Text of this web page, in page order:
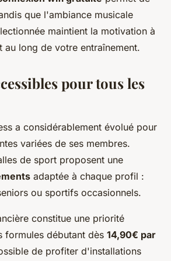
que l'ambiance musicale
maintient la motivation à
au long de votre entraînement.
pour tous les
a considérablement évolué pour
variées de ses membres.
de sport proposent une
adaptée à chaque profil :
ou sportifs occasionnels.
constitue une priorité
formules débutant dès 14,90€ par
de profiter d'installations